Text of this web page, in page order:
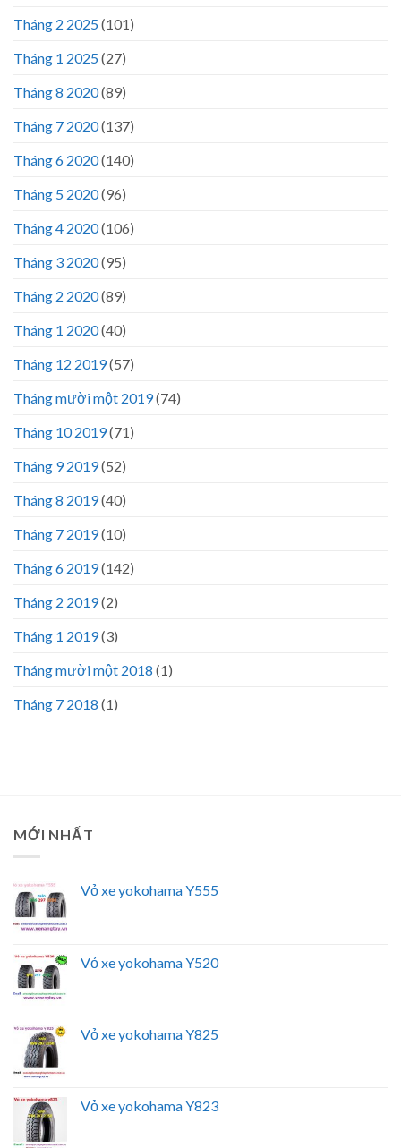
Tháng 2 2025(101)
Tháng 1 2025(27)
Tháng 8 2020(89)
Tháng 7 2020(137)
Tháng 6 2020(140)
Tháng 5 2020(96)
Tháng 4 2020(106)
Tháng 3 2020(95)
Tháng 2 2020(89)
Tháng 1 2020(40)
Tháng 12 2019(57)
Tháng mười một 2019(74)
Tháng 10 2019(71)
Tháng 9 2019(52)
Tháng 8 2019(40)
Tháng 7 2019(10)
Tháng 6 2019(142)
Tháng 2 2019(2)
Tháng 1 2019(3)
Tháng mười một 2018 (1)
Tháng 7 2018 (1)
MỚI NHẤT
Vỏ xe yokohama Y555
Vỏ xe yokohama Y520
Vỏ xe yokohama Y825
Vỏ xe yokohama Y823